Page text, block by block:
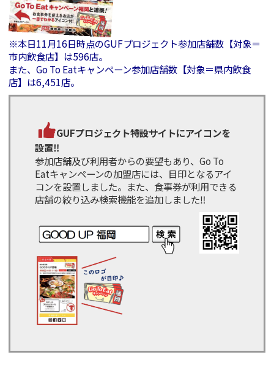
※本日11月16日時点のGUFプロジェクト参加店舗数【対象＝
市内飲食店】は596店。
また、Go To Eatキャンペーン参加店舗数【対象＝県内飲食
店】は6,451店。
GUFプロジェクト特設サイトにアイコンを
設置‼
参加店舗及び利用者からの要望もあり、Go To
Eatキャンペーンの加盟店には、目印となるアイ
コンを設置しました。また、食事券が利用できる
店舗の絞り込み検索機能を追加しました‼